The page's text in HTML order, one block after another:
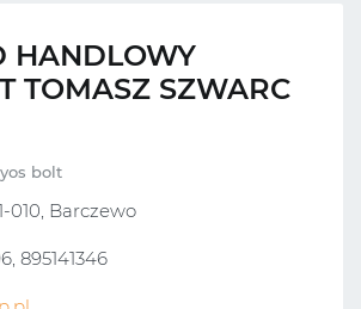
HANDLOWY
TOMASZ SZWARC
bolt
010, Barczewo
895141346